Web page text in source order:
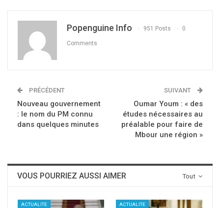
Popenguine Info 951 Posts 0
Comments
PRÉCÉDENT
Nouveau gouvernement
: le nom du PM connu
dans quelques minutes
SUIVANT
Oumar Youm : « des
études nécessaires au
préalable pour faire de
Mbour une région »
Tout
VOUS POURRIEZ AUSSI AIMER
ACTUALITE ACTUALITE